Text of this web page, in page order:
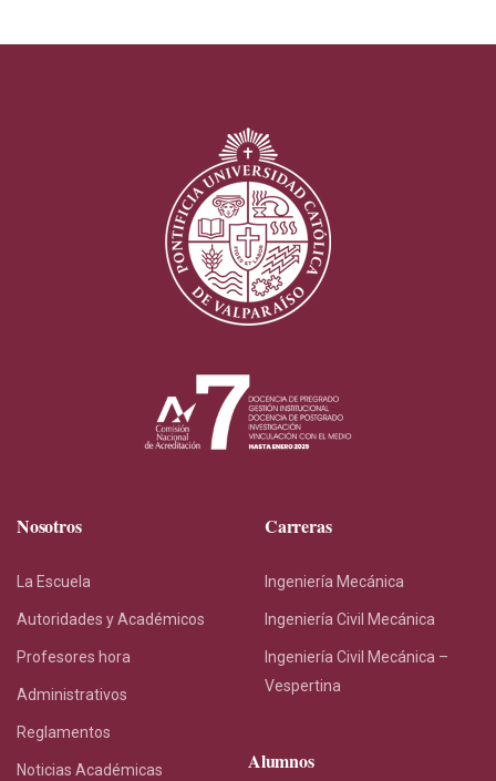
Nosotros
La Escuela
Autoridades y Académicos
Profesores hora
Administrativos
Reglamentos
Noticias Académicas
Carreras
Ingeniería Mecánica
Ingeniería Civil Mecánica
Ingeniería Civil Mecánica –
Vespertina
Alumnos